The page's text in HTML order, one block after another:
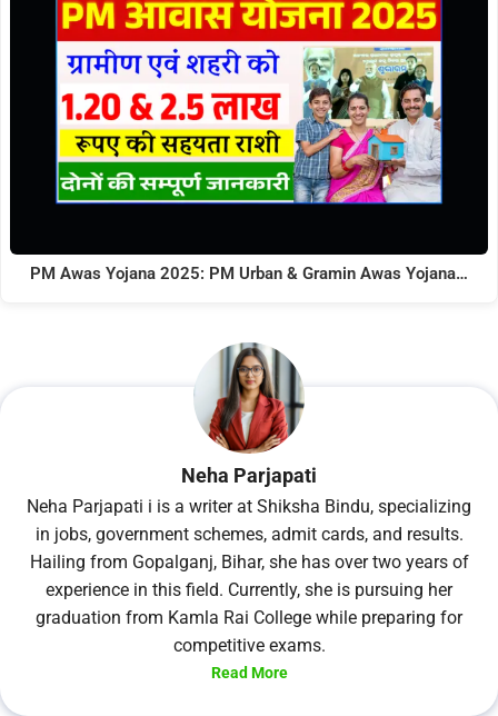
PM Awas Yojana 2025: PM Urban & Gramin Awas Yojana…
Neha Parjapati
Neha Parjapati i is a writer at Shiksha Bindu, specializing
in jobs, government schemes, admit cards, and results.
Hailing from Gopalganj, Bihar, she has over two years of
experience in this field. Currently, she is pursuing her
graduation from Kamla Rai College while preparing for
competitive exams.
Read More